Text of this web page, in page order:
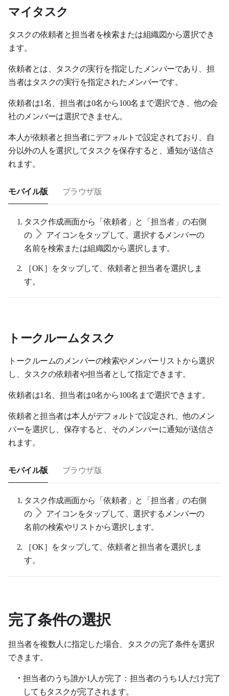
マイタスク
タスクの依頼者と担当者を検索または組織図から選択でき
ます。
依頼者とは、タスクの実行を指定したメンバーであり、担
当者はタスクの実行を指定されたメンバーです。
依頼者は1名、担当者は0名から100名まで選択でき、他の会
社のメンバーは選択できません。
本人が依頼者と担当者にデフォルトで設定されており、自
分以外の人を選択してタスクを保存すると、通知が送信さ
れます。
モバイル版 ブラウザ版
タスク作成画面から「依頼者」と「担当者」の右側
の
アイコンをタップして、選択するメンバーの
名前を検索または組織図から選択します。
［OK］をタップして、依頼者と担当者を選択しま
す。
トークルームタスク
トークルームのメンバーの検索やメンバーリストから選択
し、タスクの依頼者や担当者として指定できます。
依頼者は1名、担当者は0名から100名まで選択できます。
依頼者と担当者は本人がデフォルトで設定され、他のメン
バーを選択し、保存すると、そのメンバーに通知が送信さ
れます。
モバイル版 ブラウザ版
タスク作成画面から「依頼者」と「担当者」の右側
の
アイコンをタップして、選択するメンバーの
名前の検索やリストから選択します。
［OK］をタップして、依頼者と担当者を選択しま
す。
完了条件の選択
担当者を複数人に指定した場合、タスクの完了条件を選択
できます。
担当者のうち誰か1人が完了：担当者のうち1人だけ完了
してもタスクが完了されます。